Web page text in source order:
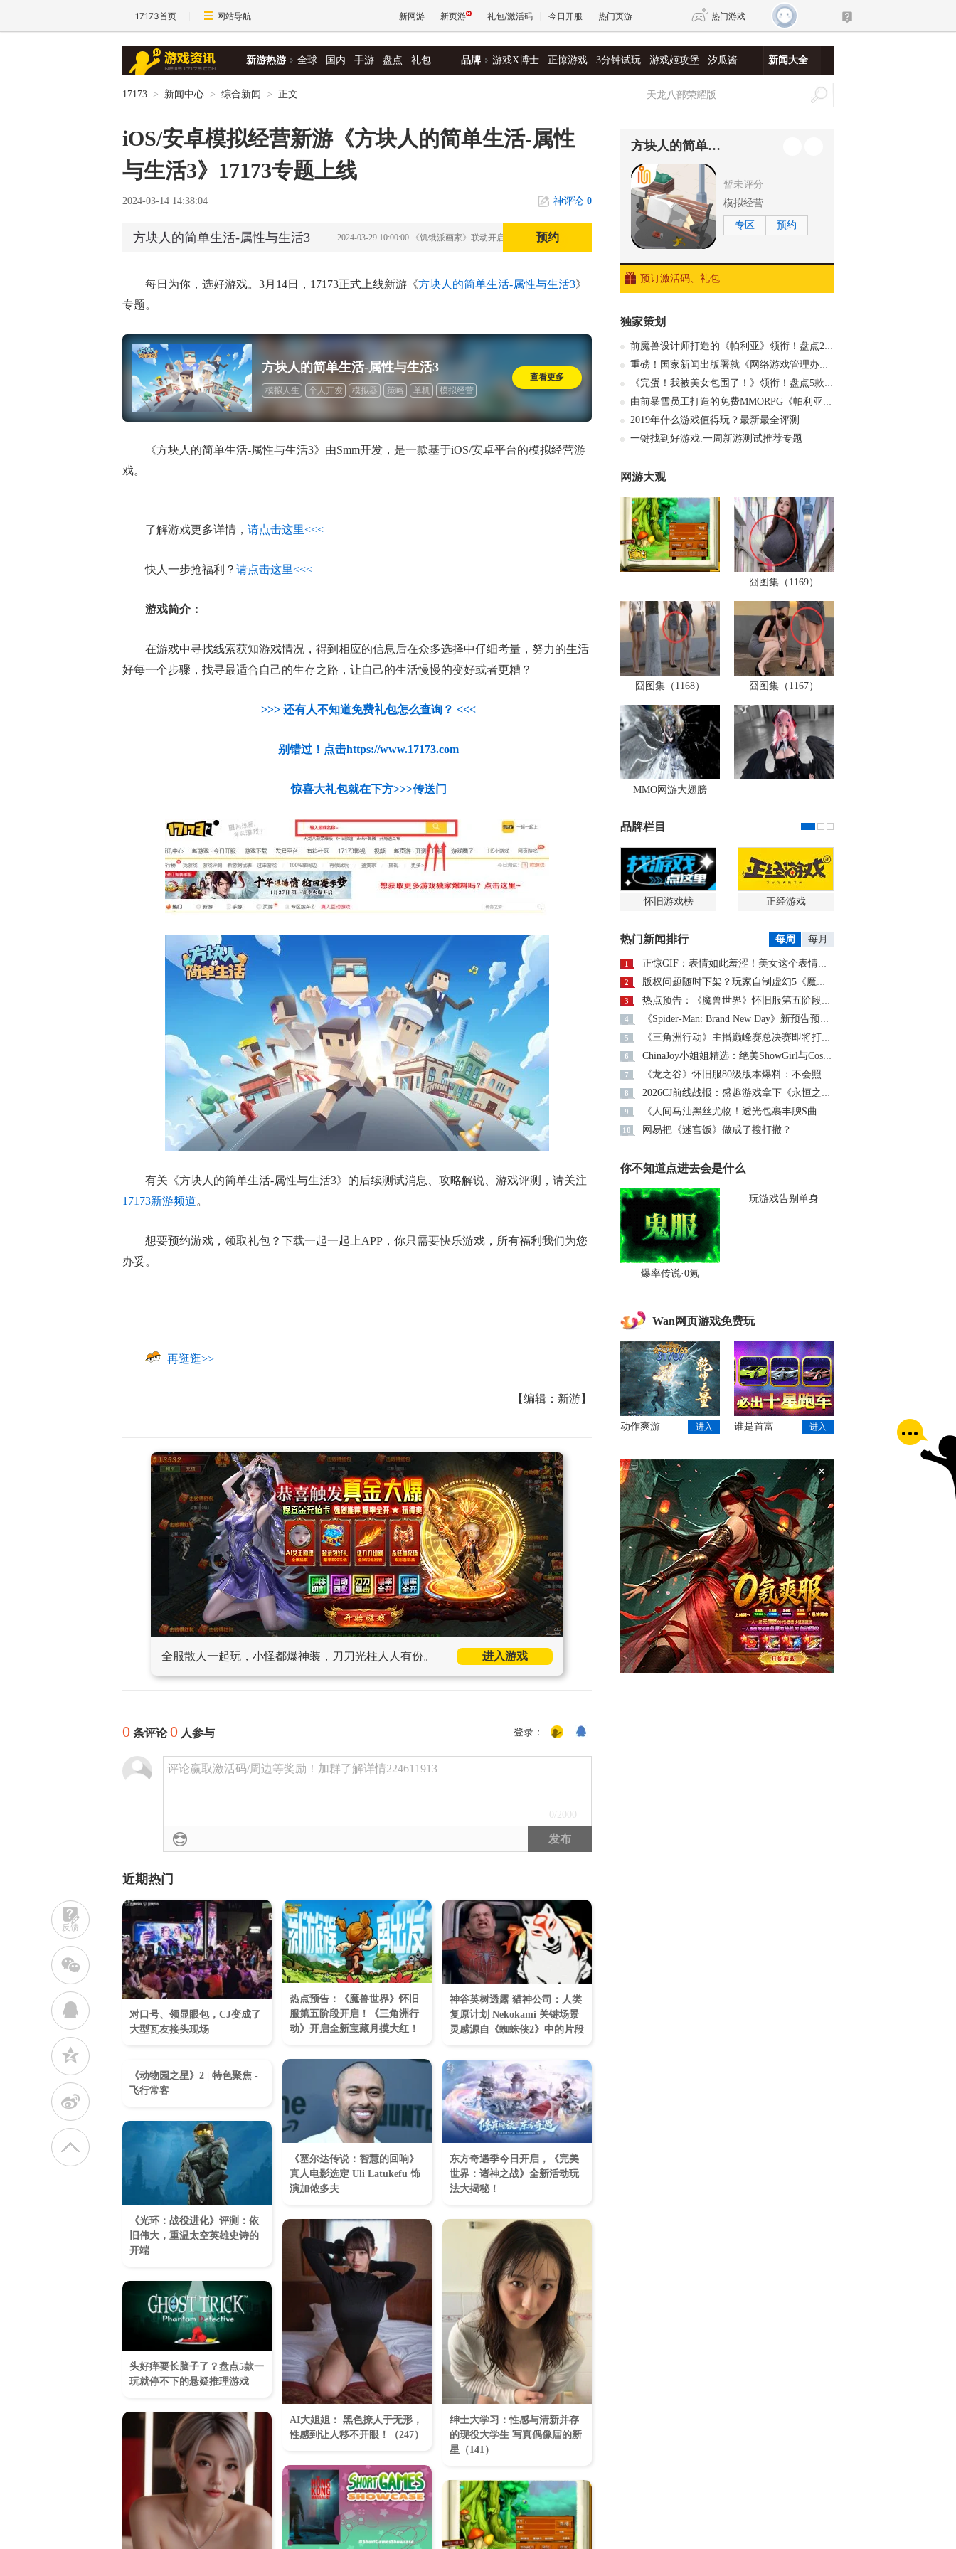
17173首页 网站导航 新网游 新页游 礼包/激活码 今日开服 热门页游 热门游戏
王权与自由 诛仙世界 新仙侠5
新游热游 全球 国内 手游 盘点 礼包 品牌 游戏X博士 正惊游戏 3分钟试玩 游戏姬攻堡 汐瓜酱 新闻大全
17173 > 新闻中心 > 综合新闻 > 正文
iOS/安卓模拟经营新游《方块人的简单生活-属性
与生活3》17173专题上线
2024-03-14 14:38:04 神评论 0
方块人的简单生活-属性与生活3 2024-03-29 10:00:00 《饥饿派画家》联动开启 预约
每日为你，选好游戏。3月14日，17173正式上线新游《方块人的简单生活-属性与生活3》
专题。
方块人的简单生活-属性与生活3
模拟人生 个人开发 模拟器 策略 单机
模拟经营
查看更多
《方块人的简单生活-属性与生活3》由Smm开发，是一款基于iOS/安卓平台的模拟经营游
戏。
了解游戏更多详情， 请点击这里<<<
快人一步抢福利？ 请点击这里<<<
游戏简介：
在游戏中寻找线索获知游戏情况，得到相应的信息后在众多选择中仔细考量，努力的生活
好每一个步骤，找寻最适合自己的生存之路，让自己的生活慢慢的变好或者更糟？
>>> 还有人不知道免费礼包怎么查询？ <<<
别错过！点击https://www.17173.com
惊喜大礼包就在下方>>>传送门
有关 《方块人的简单生活-属性与生活3》 的后续测试消息、攻略解说、游戏评测，请关注
17173新游频道。
想要预约游戏，领取礼包？下载一起一起上APP，你只需要快乐游戏，所有福利我们为您
办妥。
再逛逛>>
【编辑：新游】
全服散人一起玩，小怪都爆神装，刀刀光柱人人有份。 进入游戏
0 条评论0 人参与 登录：
评论赢取激活码/周边等奖励！加群了解详情224611913
0 /2000
发布
近期热门
对口号、领显眼包，CJ变成了
大型瓦友接头现场
热点预告：《魔兽世界》怀旧
服第五阶段开启！《三角洲行
动》开启全新宝藏月摸大红！
神谷英树透露 猫神公司：人类
复原计划 Nekokami 关键场景
灵感源自《蜘蛛侠2》中的片段
《塞尔达传说：智慧的回响》
真人电影选定 Uli Latukefu 饰
演加侬多夫
《动物园之星》2 | 特色聚焦 -
飞行常客
东方奇遇季今日开启，《完美
世界：诸神之战》全新活动玩
法大揭秘！
《光环：战役进化》评测：依
旧伟大，重温太空英雄史诗的
开端
AI大姐姐： 黑色撩人于无形，
性感到让人移不开眼！​（247）
绅士大学习：性感与清新并存
的现役大学生 写真偶像届的新
星（141）
头好痒要长脑子了？盘点5款一
玩就停不下的悬疑推理游戏
方块人的简单生活-属性与生活3
暂未评分
模拟经营
专区 预约
预订激活码、礼包
独家策划
前魔兽设计师打造的《帕利亚》领衔！盘点20…
重磅！国家新闻出版署就《网络游戏管理办法…
《完蛋！我被美女包围了！》领衔！盘点5款…
由前暴雪员工打造的免费MMORPG《帕利亚》如…
2019年什么游戏值得玩？最新最全评测
一键找到好游戏:一周新游测试推荐专题
网游大观
囧图集（1169）
囧图集（1168） 囧图集（1167）
MMO网游大翅膀
品牌栏目
怀旧游戏榜 正经游戏
热门新闻排行 每周 每月
1 正惊GIF：表情如此羞涩！美女这个表情太好看，直接让人遐想连篇
2 版权问题随时下架？玩家自制虚幻5《魔兽世界》8月15日上线
3 热点预告：《魔兽世界》怀旧服第五阶段开启！《三角洲行动》开启全新宝藏月摸大红！
4 《Spider-Man: Brand New Day》新预告预计明日发布，另有一张新剧照公开
5 《三角洲行动》主播巅峰赛总决赛即将打响！8月2日，群星汇聚，新王加冕！
6 ChinaJoy小姐姐精选：绝美ShowGirl与Coser大赏！（5）
7 《龙之谷》怀旧服80级版本爆料：不会照搬正式服，这次要玩点不一样的
8 2026CJ前线战报：盛趣游戏拿下《永恒之塔2》国服代理
9 《人间马油黑丝尤物！透光包裹丰腴S曲线腰臀比0.7！简杜Q弹蛮腰裹马油丝の致命诱惑》
10 网易把《迷宫饭》做成了搜打撤？
你不知道点进去会是什么
爆率传说·0氪
玩游戏告别单身
Wan网页游戏免费玩
动作爽游 进入 谁是首富 进入
×
反馈
w
q
z
t